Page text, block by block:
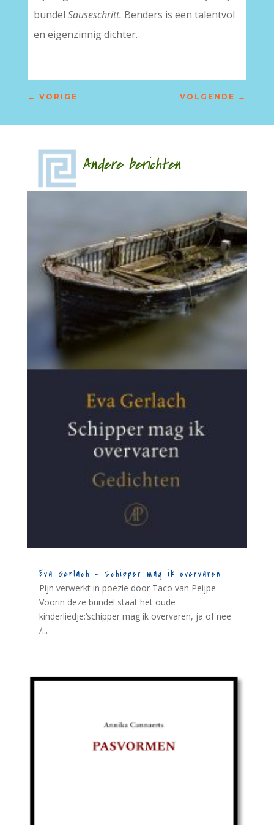
bundel Sauseschritt. Benders is een talentvol
en eigenzinnig dichter.
← VORIGE VOLGENDE →
Andere berichten
Eva Gerlach – Schipper mag ik overvaren
Pijn verwerkt in poëzie door Taco van Peijpe - -
Voorin deze bundel staat het oude
kinderliedje:‘schipper mag ik overvaren, ja of nee
/...